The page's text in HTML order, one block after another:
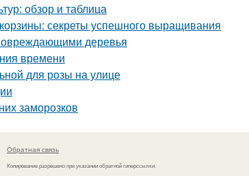
обзор и таблица
секреты успешного выращивания
деревья
времени
для розы на улице
заморозков
Обратная связь
Копирование разрешено при указании обратной гиперссылки.